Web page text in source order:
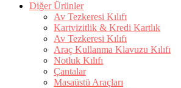
Diğer Ürünler
Av Tezkeresi Kılıfı
Kartvizitlik & Kredi Kartlık
Av Tezkeresi Kılıfı
Araç Kullanma Klavuzu Kılıfı
Notluk Kılıfı
Çantalar
Masaüstü Araçları